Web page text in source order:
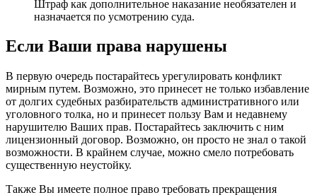
Штраф как дополнительное наказание необязателен и
назначается по усмотрению суда.
Если Ваши права нарушены
В первую очередь постарайтесь урегулировать конфликт
мирным путем. Возможно, это принесет не только избавление
от долгих судебных разбирательств административного или
уголовного толка, но и принесет пользу Вам и недавнему
нарушителю Ваших прав. Постарайтесь заключить с ним
лицензионный договор. Возможно, он просто не знал о такой
возможности. В крайнем случае, можно смело потребовать
существенную неустойку.
Также Вы имеете полное право требовать прекращения